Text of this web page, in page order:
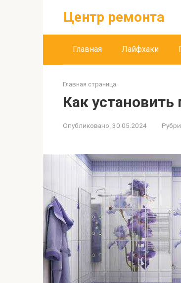
Центр ремонта
Главная Лайфхаки
Главная страница
Как установить
Опубликовано: 30.05.2024